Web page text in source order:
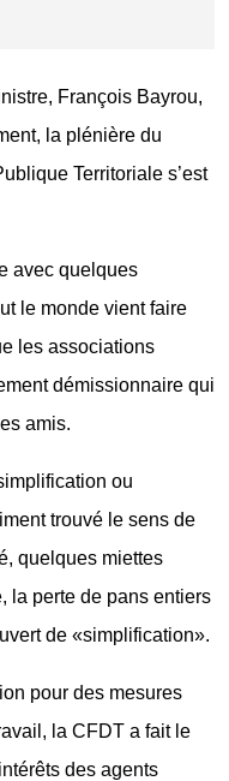
François Bayrou,
la plénière du
Territoriale s’est
avec quelques
le monde vient faire
les associations
démissionnaire qui
amis.
ou
trouvé le sens de
quelques miettes
la perte de pans entiers
de «simplification».
pour des mesures
la CFDT a fait le
des agents